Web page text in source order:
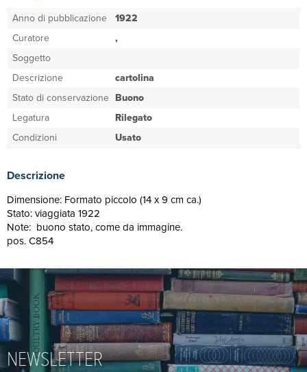
Anno di pubblicazione 1922
Curatore
,
Soggetto
Descrizione
cartolina
Stato di conservazione Buono
Legatura
Rilegato
Condizioni
Usato
Descrizione
Dimensione: Formato piccolo (14 x 9 cm ca.)
Stato: viaggiata 1922
Note: buono stato, come da immagine.
pos. C854
NEWSLETTER